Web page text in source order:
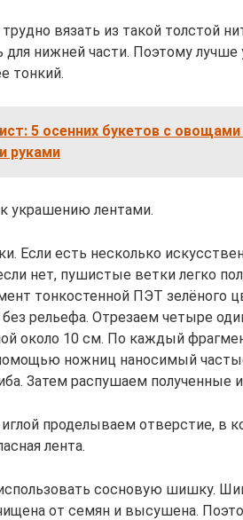
вязать из такой толстой
для нижней части. Поэтому лучше
тонкий.
5 осенних букетов с
руками
украшению лентами.
Если есть несколько
нет, пушистые ветки легко
тонкостенной ПЭТ зелёного
без рельефа. Отрезаем четыре
около 10 см. По каждый
ножниц наносимый
Затем распушаем полученные
проделываем отверстие, в
лента.
сосновую шишку.
от семян и высушена.